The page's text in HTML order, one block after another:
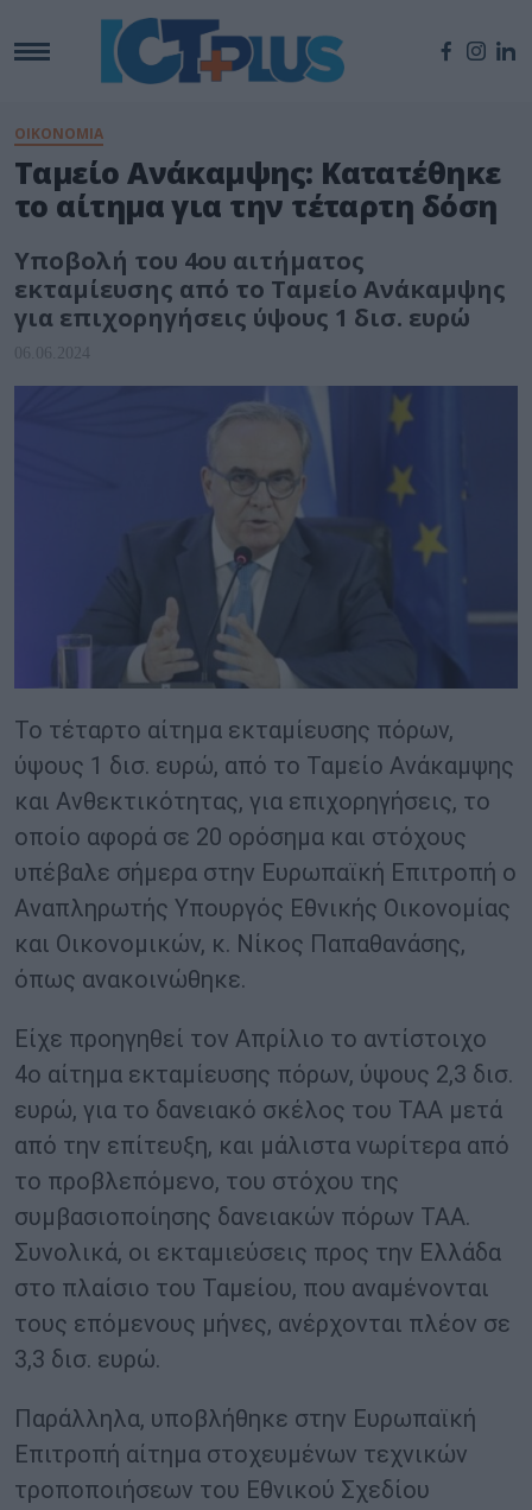
ΟΙΚΟΝΟΜΙΑ
Ταμείο Ανάκαμψης: Κατατέθηκε
το αίτημα για την τέταρτη δόση
Υποβολή του 4ου αιτήματος
εκταμίευσης από το Ταμείο Ανάκαμψης
για επιχορηγήσεις ύψους 1 δισ. ευρώ
06.06.2024
Το τέταρτο αίτημα εκταμίευσης πόρων,
ύψους 1 δισ. ευρώ, από το Ταμείο Ανάκαμψης
και Ανθεκτικότητας, για επιχορηγήσεις, το
οποίο αφορά σε 20 ορόσημα και στόχους
υπέβαλε σήμερα στην Ευρωπαϊκή Επιτροπή ο
Αναπληρωτής Υπουργός Εθνικής Οικονομίας
και Οικονομικών, κ. Νίκος Παπαθανάσης,
όπως ανακοινώθηκε.
Είχε προηγηθεί τον Απρίλιο το αντίστοιχο
4ο αίτημα εκταμίευσης πόρων, ύψους 2,3 δισ.
ευρώ, για το δανειακό σκέλος του ΤΑΑ μετά
από την επίτευξη, και μάλιστα νωρίτερα από
το προβλεπόμενο, του στόχου της
συμβασιοποίησης δανειακών πόρων ΤΑΑ.
Συνολικά, οι εκταμιεύσεις προς την Ελλάδα
στο πλαίσιο του Ταμείου, που αναμένονται
τους επόμενους μήνες, ανέρχονται πλέον σε
3,3 δισ. ευρώ.
Παράλληλα, υποβλήθηκε στην Ευρωπαϊκή
Επιτροπή αίτημα στοχευμένων τεχνικών
τροποποιήσεων του Εθνικού Σχεδίου